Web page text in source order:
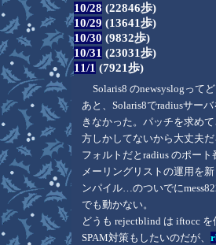
10/28 (22846歩)
10/29 (13641歩)
10/30 (9832歩)
10/31 (23031歩)
11/1 (7921歩)
Solaris8 のnewsyslogって
あと、Solaris8でradiusサー
きなかった。パッチを求め
方しかしてないから大丈夫
フォルトだとradius のポー
メーリングリストの運用を
ンパイル…のついでに
でも動かない。
どうも rejectblind は iftocc
SPAM対策もしたいのだが、